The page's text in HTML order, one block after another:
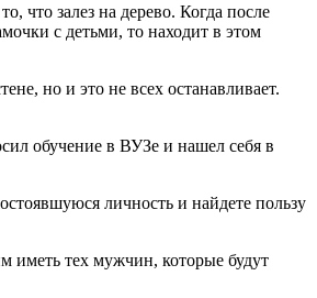
что залез на дерево. Когда после
с детьми, то находит в этом
но и это не всех останавливает.
обучение в ВУЗе и нашел себя в
личность и найдете пользу
иметь тех мужчин, которые будут